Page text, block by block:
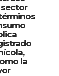
la